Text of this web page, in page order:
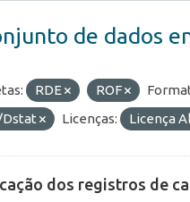
de dados
RDE ROF
Dstat
Licenças: Licença
dos registros de